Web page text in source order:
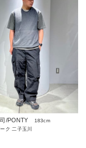
/PONTY
183cm
ク 二子玉川